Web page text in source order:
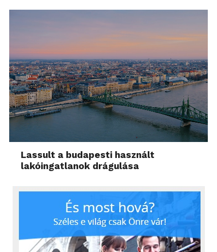
Lassult a budapesti használt
lakóingatlanok drágulása